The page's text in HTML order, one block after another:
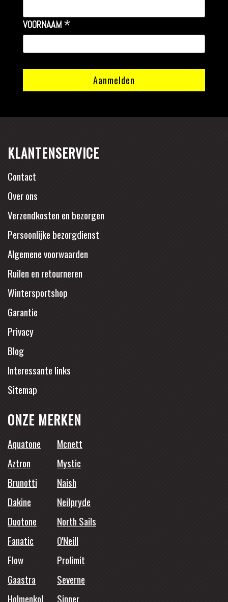
VOORNAAM *
KLANTENSERVICE
Contact
Over ons
Verzendkosten en bezorgen
Persoonlijke bezorgdienst
Algemene voorwaarden
Ruilen en retourneren
Wintersportshop
Garantie
Privacy
Blog
Interessante links
Sitemap
ONZE MERKEN
Aquatone
Mcnett
Aztron
Mystic
Brunotti
Naish
Dakine
Neilpryde
Duotone
North Sails
Fanatic
O'Neill
Flow
Prolimit
Gaastra
Severne
Holmenkol
Sinner